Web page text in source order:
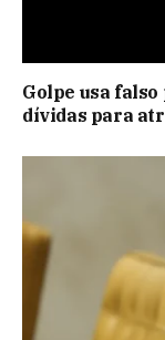
Golpe usa
dívidas para